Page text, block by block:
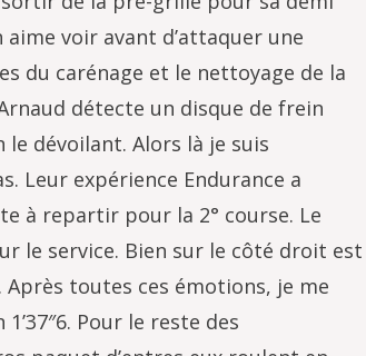
aime voir avant d’attaquer une
du carénage et le nettoyage de la
détecte un disque de frein
dévoilant. Alors là je suis
Leur expérience Endurance a
à repartir pour la 2° course. Le
le service. Bien sur le côté droit est
toutes ces émotions, je me
Pour le reste des